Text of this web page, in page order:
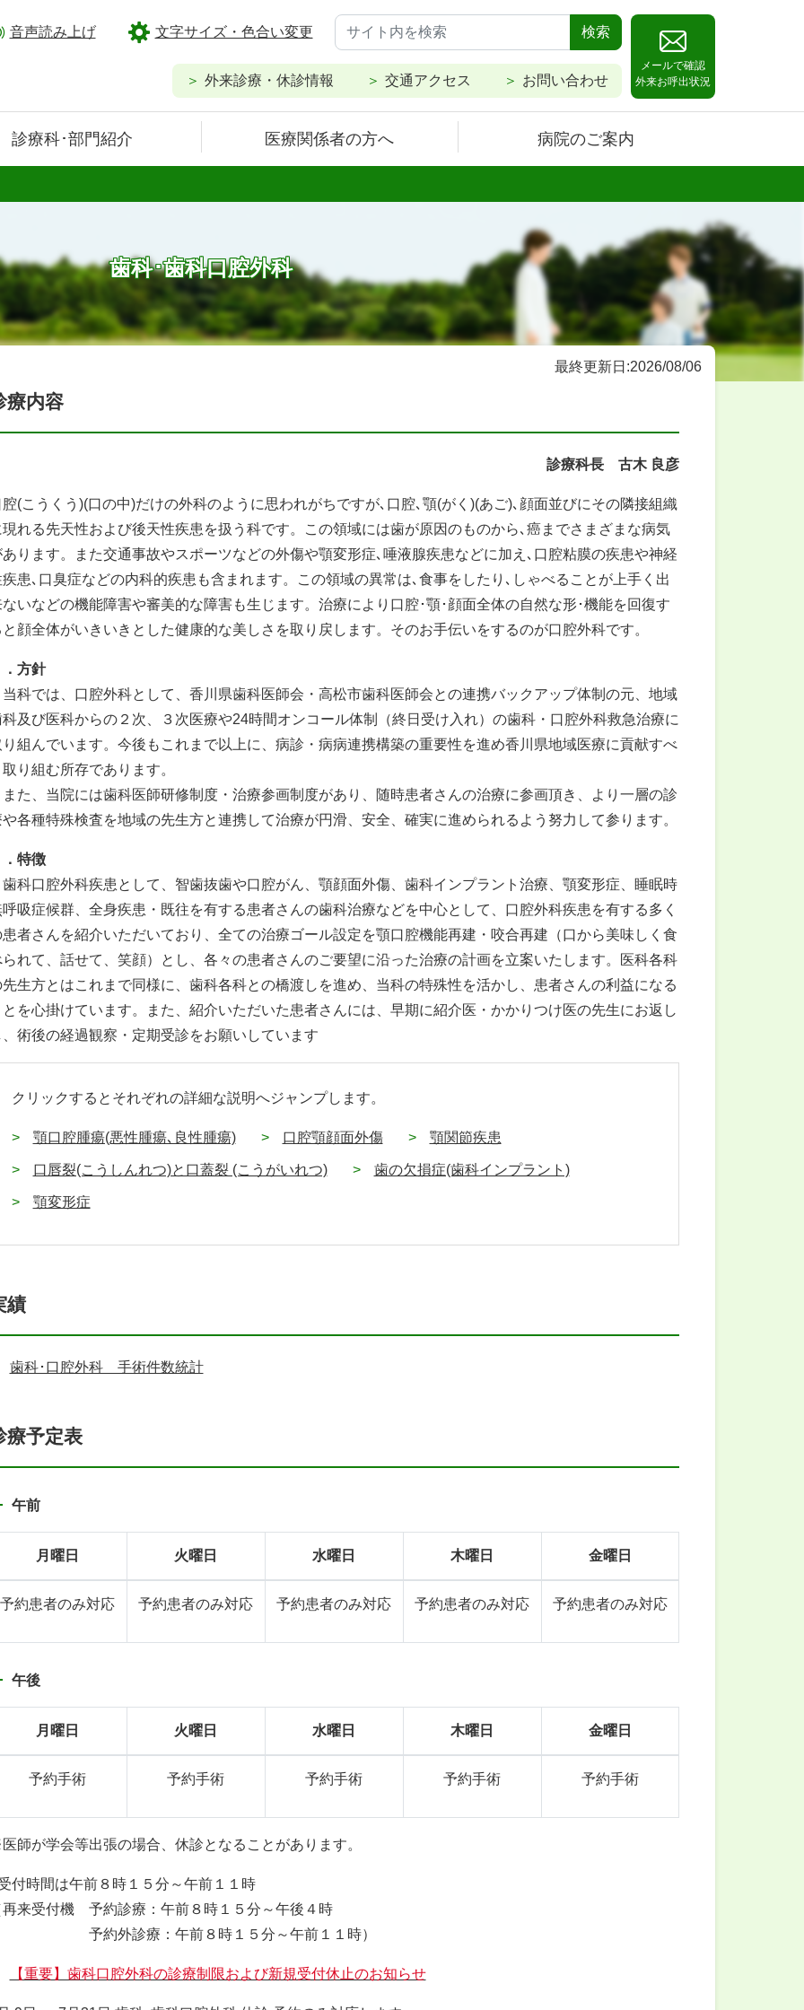
音声読み上げ 文字サイズ・色合い変更 検索
外来診療・休診情報 交通アクセス お問い合わせ
メールで確認
外来お呼出状況
診療科･部門紹介 医療関係者の方へ 病院のご案内
歯科･歯科口腔外科
最終更新日:2026/08/06
療内容
診療科長 古木 良彦
(こうくう)(口の中)だけの外科のように思われがちですが､口腔､顎(がく)(あご)､顔面並びにその隣接組織
れる先天性および後天性疾患を扱う科です。この領域には歯が原因のものから､癌までさまざまな病気
ります。また交通事故やスポーツなどの外傷や顎変形症､唾液腺疾患などに加え､口腔粘膜の疾患や神経
患､口臭症などの内科的疾患も含まれます。この領域の異常は､食事をしたり､しゃべることが上手く出
いなどの機能障害や審美的な障害も生じます。治療により口腔･顎･顔面全体の自然な形･機能を回復す
顔全体がいきいきとした健康的な美しさを取り戻します。そのお手伝いをするのが口腔外科です。
方針
科では、口腔外科として、香川県歯科医師会・高松市歯科医師会との連携バックアップ体制の元、地域
及び医科からの２次、３次医療や24時間オンコール体制（終日受け入れ）の歯科・口腔外科救急治療に
組んでいます。今後もこれまで以上に、病診・病病連携構築の重要性を進め香川県地域医療に貢献すべ
り組む所存であります。
た、当院には歯科医師研修制度・治療参画制度があり、随時患者さんの治療に参画頂き、より一層の診
各種特殊検査を地域の先生方と連携して治療が円滑、安全、確実に進められるよう努力して参ります。
特徴
科口腔外科疾患として、智歯抜歯や口腔がん、顎顔面外傷、歯科インプラント治療、顎変形症、睡眠時
吸症候群、全身疾患・既往を有する患者さんの歯科治療などを中心として、口腔外科疾患を有する多く
者さんを紹介いただいており、全ての治療ゴール設定を顎口腔機能再建・咬合再建（口から美味しく食
れて、話せて、笑顔）とし、各々の患者さんのご要望に沿った治療の計画を立案いたします。医科各科
生方とはこれまで同様に、歯科各科との橋渡しを進め、当科の特殊性を活かし、患者さんの利益になる
を心掛けています。また、紹介いただいた患者さんには、早期に紹介医・かかりつけ医の先生にお返し
術後の経過観察・定期受診をお願いしています
クリックするとそれぞれの詳細な説明へジャンプします。
顎口腔腫瘍(悪性腫瘍､良性腫瘍) 口腔顎顔面外傷 顎関節疾患
口唇裂(こうしんれつ)と口蓋裂 (こうがいれつ) 歯の欠損症(歯科インプラント)
顎変形症
績
歯科･口腔外科 手術件数統計
療予定表
午前
月曜日 火曜日 水曜日 木曜日 金曜日
予約患者のみ対応 予約患者のみ対応 予約患者のみ対応 予約患者のみ対応 予約患者のみ対応
午後
月曜日 火曜日 水曜日 木曜日 金曜日
予約手術 予約手術 予約手術 予約手術 予約手術
師が学会等出張の場合、休診となることがあります。
付時間は午前８時１５分～午前１１時
再来受付機 予約診療：午前８時１５分～午後４時
約外診療：午前８時１５分～午前１１時）
【重要】歯科口腔外科の診療制限および新規受付休止のお知らせ